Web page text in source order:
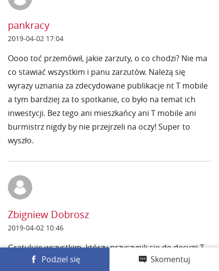
pankracy
2019-04-02 17:04
Oooo toć przemówił, jakie zarzuty, o co chodzi? Nie ma
co stawiać wszystkim i panu zarzutów. Należą się
wyrazy uznania za zdecydowane publikacje nt T mobile
a tym bardziej za to spotkanie, co było na temat ich
inwestycji. Bez tego ani mieszkańcy ani T mobile ani
burmistrz nigdy by nie przejrzeli na oczy! Super to
wyszło.
Zbigniew Dobrosz
2019-04-02 10:46
Gratuluję wszystkim, którzy przyczynili się do decyzji T-
Mobile. To bardzo dobry wstęp na kontynuację
Podziel się Skomentuj